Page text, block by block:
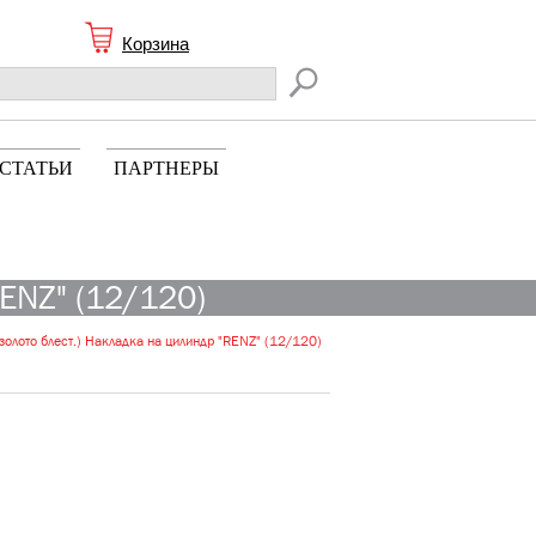
Корзина
ПАРТНЕРЫ
(12/120)
блест.) Накладка на цилиндр "RENZ" (12/120)